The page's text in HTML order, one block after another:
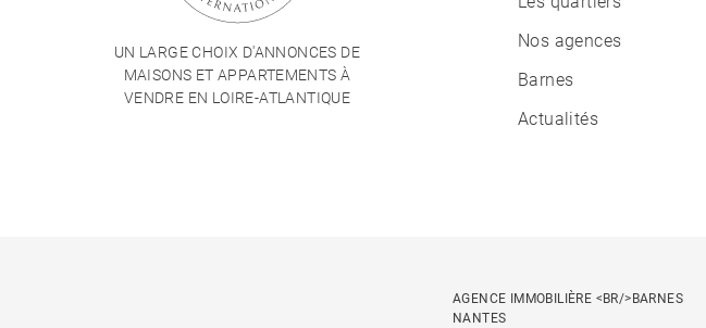
UN LARGE CHOIX D'ANNONCES DE
MAISONS ET APPARTEMENTS À
VENDRE EN LOIRE-ATLANTIQUE
Nos agences
Barnes
Actualités
AGENCE IMMOBILIÈRE <BR/>BARNES
NANTES